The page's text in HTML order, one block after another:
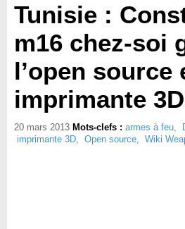
Tunisie :
m16 chez-soi
l’open source
imprimante
20 mars 2013 Mots-clefs : armes à feu,
imprimante 3D, Open source, Wiki